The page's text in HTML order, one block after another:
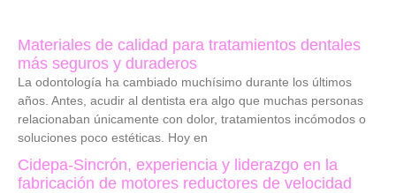
Materiales de calidad para tratamientos dentales
más seguros y duraderos
La odontología ha cambiado muchísimo durante los últimos
años. Antes, acudir al dentista era algo que muchas personas
relacionaban únicamente con dolor, tratamientos incómodos o
soluciones poco estéticas. Hoy en
Cidepa-Sincrón, experiencia y liderazgo en la
fabricación de motores reductores de velocidad